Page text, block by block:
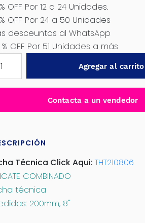
OFF Por 12 a 24 Unidades.
OFF Por 24 a 50 Unidades
desceuntos al WhatsApp
OFF Por 51 Unidades a más
Agregar al carrito
Contacta a un vendedor
Técnica Click Aqui: THT210806
COMBINADO
técnica
200mm, 8"